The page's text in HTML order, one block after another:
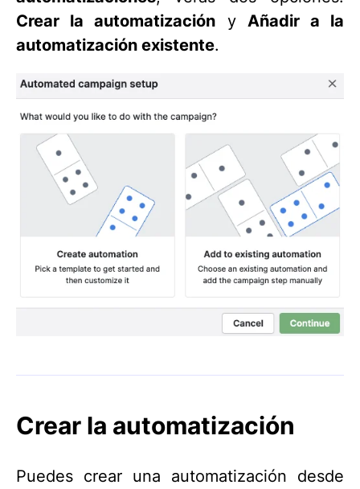
Crear la automatización y Añadir a la
automatización existente.
Crear la automatización
Puedes crear una automatización desde